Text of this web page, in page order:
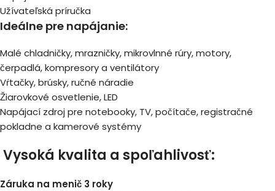
Užívateľská príručka
Ideálne pre napájanie:
Malé chladničky, mrazničky, mikrovlnné rúry, motory,
čerpadlá, kompresory a ventilátory
Vŕtačky, brúsky, ručné náradie
Žiarovkové osvetlenie, LED
Napájací zdroj pre notebooky, TV, počítače, registračné
pokladne a kamerové systémy
Vysoká kvalita a spoľahlivosť:
Záruka na menič 3 roky